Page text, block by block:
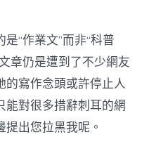
“作業文”而非“科普
章仍是遭到了不少網友
的寫作念頭或許停止人
能對很多措辭刺耳的網
出您拉黑我呢。